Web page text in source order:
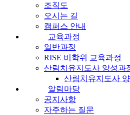
조직도
오시는 길
캠퍼스 안내
교육과정
일반과정
RISE 비학위 교육과정
산림치유지도사 양성과
산림치유지도사
알림마당
공지사항
자주하는 질문